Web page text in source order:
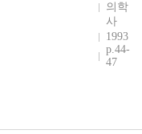
의학
사
1993
p.44-
47